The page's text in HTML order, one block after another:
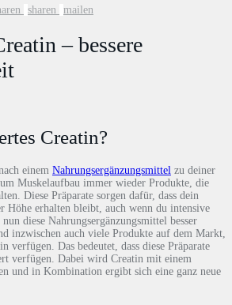
sharen mailen
– bessere
Creatin?
einem Nahrungsergänzungsmittel zu deiner
Muskelaufbau immer wieder Produkte, die
Diese Präparate sorgen dafür, dass dein
Höhe erhalten bleibt, auch wenn du intensive
diese Nahrungsergänzungsmittel besser
inzwischen auch viele Produkte auf dem Markt,
verfügen. Das bedeutet, dass diese Präparate
verfügen. Dabei wird Creatin mit einem
und in Kombination ergibt sich eine ganz neue